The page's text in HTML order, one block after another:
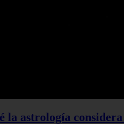
astrología